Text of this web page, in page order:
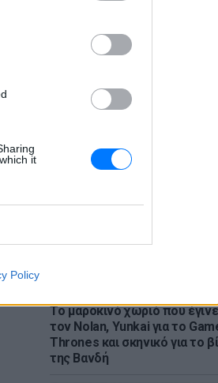
it
Policy
LIFESTYLE
Η Ελένη Βουλγαράκη ξεσπά
«Διασταυρώστε καμία
εκτοξεύσετε τη βλακεία σας»
Το μαροκινό χωριό που έγινε
τον Nolan, Yunkai για το
Thrones και σκηνικό για το
της Βανδή